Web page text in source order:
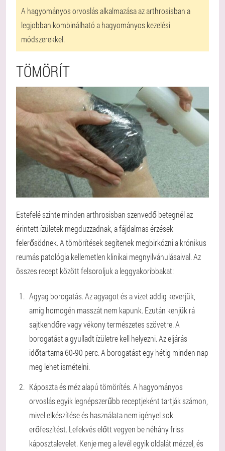
A hagyományos orvoslás alkalmazása az arthrosisban a
legjobban kombinálható a hagyományos kezelési
módszerekkel.
TÖMÖRÍT
Estefelé szinte minden arthrosisban szenvedő betegnél az
érintett ízületek megduzzadnak, a fájdalmas érzések
felerősödnek. A tömörítések segítenek megbirkózni a krónikus
reumás patológia kellemetlen klinikai megnyilvánulásaival. Az
összes recept között felsoroljuk a leggyakoribbakat:
Agyag borogatás. Az agyagot és a vizet addig keverjük,
amíg homogén masszát nem kapunk. Ezután kenjük rá
sajtkendőre vagy vékony természetes szövetre. A
borogatást a gyulladt ízületre kell helyezni. Az eljárás
időtartama 60-90 perc. A borogatást egy hétig minden nap
meg lehet ismételni.
Káposzta és méz alapú tömörítés. A hagyományos
orvoslás egyik legnépszerűbb receptjeként tartják számon,
mivel elkészítése és használata nem igényel sok
erőfeszítést. Lefekvés előtt vegyen be néhány friss
káposztalevelet. Kenje meg a levél egyik oldalát mézzel, és